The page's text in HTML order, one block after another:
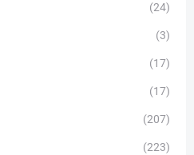
(24)
(3)
(17)
(17)
(207)
(223)